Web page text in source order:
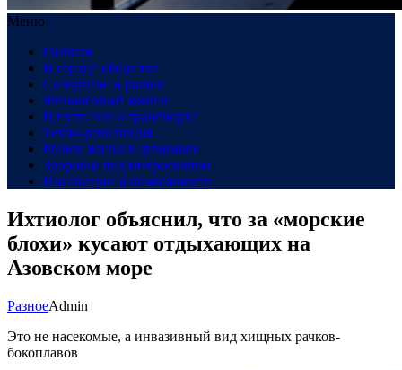
Меню
Главная
В сердце общества
Созидание и рынок
Финансовый компас
В пути: все о транспорте
Техно-революция
Рынок жилья в динамике
Здоровье под микроскопом
Инновации и возможности
Ихтиолог объяснил, что за «морские
блохи» кусают отдыхающих на
Азовском море
РазноеAdmin
Это не насекомые, а инвазивный вид хищных рачков-
бокоплавов